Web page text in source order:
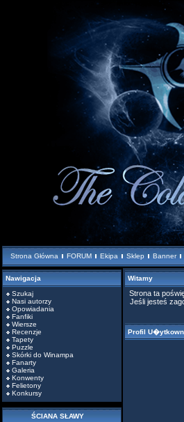
Strona Główna FORUM Ekipa Sklep Banner
Nawigacja
Szukaj
Nasi autorzy
Opowiadania
Fanfiki
Wiersze
Recenzje
Tapety
Puzzle
Skórki do Winampa
Fanarty
Galeria
Konwenty
Felietony
Konkursy
ŚCIANA SŁAWY
Witamy
Strona ta
Jeśli jesteś
Profil